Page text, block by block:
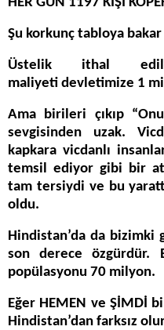
Şu korkunç tabloya bakar
Üstelik ithal
maliyeti devletimize 1
Ama birileri çıkıp
sevgisinden uzak.
kapkara vicdanlı
temsil ediyor gibi bir
tam tersiydi ve bu
oldu.
Hindistan’da da bizimki
son derece özgürdür.
popülasyonu 70 milyon.
Eğer HEMEN ve ŞİMDİ
Hindistan’dan farksız